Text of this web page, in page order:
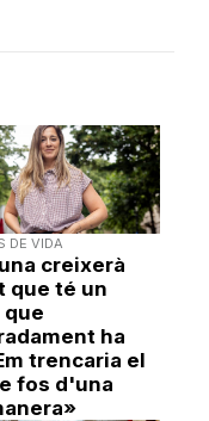
DE VIDA
creixerà
que té un
que
ha
trencaria el
fos d'una